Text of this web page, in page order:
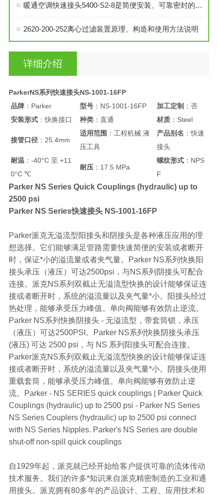
暖通空调快速接头5400-S2-8是简便安装、可靠密封的理想选择
2620-200-252离心过滤装置原理、构造和使用方法说明
详细介绍
ParkerNS系列快速接头NS-1001-16FP
品牌：Parker 型号：NS-1001-16FP 加工定制：否
安装形式：快换接口 种类：直通 材质：Steel
接管口径：25.4mm
适用范围 ：工程机械 液
压工具
产品别名 ：快速
接头
耐温 ：-40°C 至 +11
0°C ℃
耐压：17.5 MPa
螺纹形式：NPS
F
Parker NS Series Quick Couplings (hydraulic) up to
2500 psi
Parker NS Series快速接头 NS-1001-16FP
Parker派克无溢流型阳接头和阴接头是各种液压应用的理
想选择。它们能够满足管路需要快速简便的安装或者断开
时，保证*小的溢流量或者夹气量。Parker NS系列快换阳
接头承压（液压）可达2500psi，与NS系列阴接头可配合
连接。派克NS系列双截止无溢流型快换的设计能够保证连
接或者断开时，系统的溢流量以及夹气量*小。阳接头经过
热处理，能够承受压力峰值。单向阀能够有效防止逆流。
Parker NS系列快换阴接头 - 无溢流型，带套筒锁，承压
（液压）可达2500PSI。Parker NS系列快换阴接头承压
(液压) 可达 2500 psi，与 NS 系列阳接头可配合连接。
Parker派克NS系列双截止无溢流型快换的设计能够保证连
接或者断开时，系统的溢流量以及夹气量*小。阴接头使用
重载套筒，能够承受压力峰值。单向阀能够有效防止逆
流。Parker - NS SERIES quick couplings | Parker Quick
Couplings (hydraulic) up to 2500 psi - Parker NS Series
NS Series Couplers (hydraulic) up to 2500 psi connect
with NS Series Nipples. Parker's NS Series are double
shut-off non-spill quick couplings
自1929年起，派克就已经开始给客户提供可靠的流体传动
技术服务。我们的许多*知识来自派克精密制造的工业和通
用接头。派克拥有80多年的产品设计、工程、应用技术和